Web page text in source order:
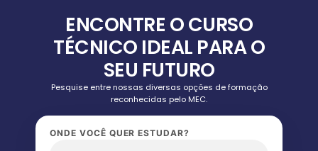
ENCONTRE O CURSO
TÉCNICO IDEAL PARA O
SEU FUTURO
Pesquise entre nossas diversas opções de formação
reconhecidas pelo MEC.
ONDE VOCÊ QUER ESTUDAR?